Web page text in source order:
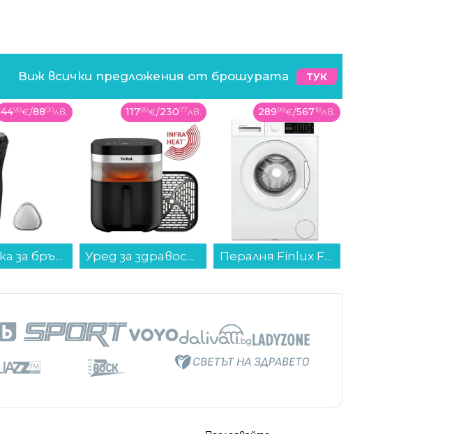
Виж всички предложения от брошурата ТУК
4499€/8800лв.
Машинка за бръснене Philips X3051/00...
11799€/23077лв.
Уред за здравословно готвене Tefal EY8328E0 Easy Fry Infrared...
28999€/56718лв.
Пералня Finlux FXA8 120W , 1200 об./мин., 8.00 kg, D , Бял...